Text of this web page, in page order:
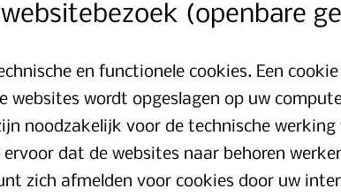
(openbare
en functionele cookies. Een
websites wordt opgeslagen op uw
noodzakelijk voor de technische werking
dat de websites naar behoren
zich afmelden voor cookies door uw